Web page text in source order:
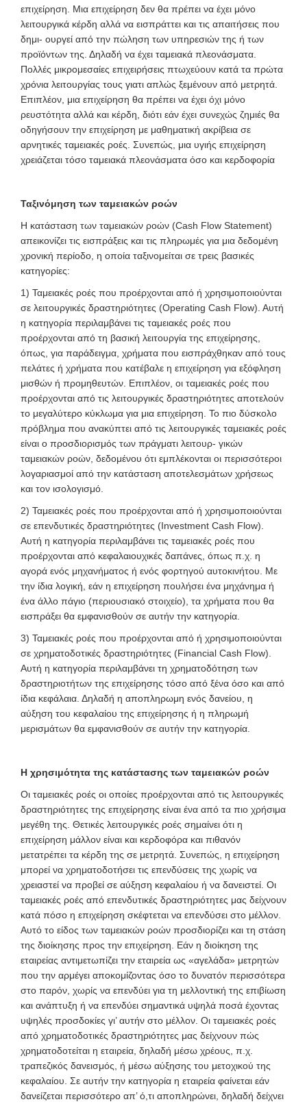
επιχείρηση. Μια επιχείρηση δεν θα πρέπει να έχει μόνο
λειτουργικά κέρδη αλλά να εισπράττει και τις απαιτήσεις που
δημι- ουργεί από την πώληση των υπηρεσιών της ή των
προϊόντων της. Δηλαδή να έχει ταμειακά πλεονάσματα.
Πολλές μικρομεσαίες επιχειρήσεις πτωχεύουν κατά τα πρώτα
χρόνια λειτουργίας τους γιατι απλώς ξεμένουν από μετρητά.
Επιπλέον, μια επιχείρηση θα πρέπει να έχει όχι μόνο
ρευστότητα αλλά και κέρδη, διότι εάν έχει συνεχώς ζημιές θα
οδηγήσουν την επιχείρηση με μαθηματική ακρίβεια σε
αρνητικές ταμειακές ροές. Συνεπώς, μια υγιής επιχείρηση
χρειάζεται τόσο ταμειακά πλεονάσματα όσο και κερδοφορία
Ταξινόμηση των ταμειακών ροών
Η κατάσταση των ταμειακών ροών (Cash Flow Statement)
απεικονίζει τις εισπράξεις και τις πληρωμές για μια δεδομένη
χρονική περίοδο, η οποία ταξινομείται σε τρεις βασικές
κατηγορίες:
1) Ταμειακές ροές που προέρχονται από ή χρησιμοποιούνται
σε λειτουργικές δραστηριότητες (Operating Cash Flow). Αυτή
η κατηγορία περιλαμβάνει τις ταμειακές ροές που
προέρχονται από τη βασική λειτουργία της επιχείρησης,
όπως, για παράδειγμα, χρήματα που εισπράχθηκαν από τους
πελάτες ή χρήματα που κατέβαλε η επιχείρηση για εξόφληση
μισθών ή προμηθευτών. Επιπλέον, οι ταμειακές ροές που
προέρχονται από τις λειτουργικές δραστηριότητες αποτελούν
το μεγαλύτερο κύκλωμα για μια επιχείρηση. Το πιο δύσκολο
πρόβλημα που ανακύπτει από τις λειτουργικές ταμειακές ροές
είναι ο προσδιορισμός των πράγματι λειτουρ- γικών
ταμειακών ροών, δεδομένου ότι εμπλέκονται οι περισσότεροι
λογαριασμοί από την κατάσταση αποτελεσμάτων χρήσεως
και τον ισολογισμό.
2) Ταμειακές ροές που προέρχονται από ή χρησιμοποιούνται
σε επενδυτικές δραστηριότητες (Investment Cash Flow).
Αυτή η κατηγορία περιλαμβάνει τις ταμειακές ροές που
προέρχονται από κεφαλαιουχικές δαπάνες, όπως π.χ. η
αγορά ενός μηχανήματος ή ενός φορτηγού αυτοκινήτου. Με
την ίδια λογική, εάν η επιχείρηση πουλήσει ένα μηχάνημα ή
ένα άλλο πάγιο (περιουσιακό στοιχείο), τα χρήματα που θα
εισπράξει θα εμφανισθούν σε αυτήν την κατηγορία.
3) Ταμειακές ροές που προέρχονται από ή χρησιμοποιούνται
σε χρηματοδοτικές δραστηριότητες (Financial Cash Flow).
Αυτή η κατηγορία περιλαμβάνει τη χρηματοδότηση των
δραστηριοτήτων της επιχείρησης τόσο από ξένα όσο και από
ίδια κεφάλαια. Δηλαδή η αποπληρωμη ενός δανείου, η
αύξηση του κεφαλαίου της επιχείρησης ή η πληρωμή
μερισμάτων θα εμφανισθούν σε αυτήν την κατηγορία.
Η χρησιμότητα της κατάστασης των ταμειακών ροών
Οι ταμειακές ροές οι οποίες προέρχονται από τις λειτουργικές
δραστηριότητες της επιχείρησης είναι ένα από τα πιο χρήσιμα
μεγέθη της. Θετικές λειτουργικές ροές σημαίνει ότι η
επιχείρηση μάλλον είναι και κερδοφόρα και πιθανόν
μετατρέπει τα κέρδη της σε μετρητά. Συνεπώς, η επιχείρηση
μπορεί να χρηματοδοτήσει τις επενδύσεις της χωρίς να
χρειαστεί να προβεί σε αύξηση κεφαλαίου ή να δανειστεί. Οι
ταμειακές ροές από επενδυτικές δραστηριότητες μας δείχνουν
κατά πόσο η επιχείρηση σκέφτεται να επενδύσει στο μέλλον.
Αυτό το είδος των ταμειακών ροών προσδιορίζει και τη στάση
της διοίκησης προς την επιχείρηση. Εάν η διοίκηση της
εταιρείας αντιμετωπίζει την εταιρεία ως «αγελάδα» μετρητών
που την αρμέγει αποκομίζοντας όσο το δυνατόν περισσότερα
στο παρόν, χωρίς να επενδύει για τη μελλοντική της επιβίωση
και ανάπτυξη ή να επενδύει σημαντικά υψηλά ποσά έχοντας
υψηλές προσδοκίες γι’ αυτήν στο μέλλον. Οι ταμειακές ροές
από χρηματοδοτικές δραστηριότητες μας δείχνουν πώς
χρηματοδοτείται η εταιρεία, δηλαδή μέσω χρέους, π.χ.
τραπεζικός δανεισμός, ή μέσω αύξησης του μετοχικού της
κεφαλαίου. Σε αυτήν την κατηγορία η εταιρεία φαίνεται εάν
δανείζεται περισσότερο απ’ ό,τι αποπληρώνει, δηλαδή δείχνει